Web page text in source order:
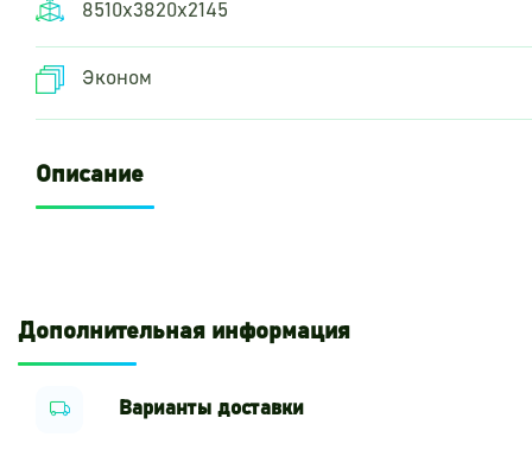
8510х3820х2145
Эконом
Описание
Дополнительная информация
Варианты доставки